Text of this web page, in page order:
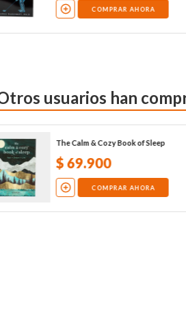
COMPRAR AHORA
usuarios han
The Calm & Cozy Book of Sleep
$69.900
COMPRAR AHORA